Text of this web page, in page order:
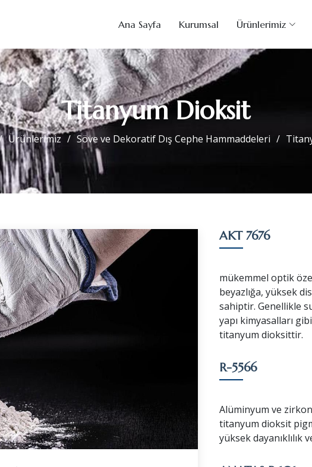
Ana Sayfa Kurumsal Ürünlerimiz
Titanyum Dioksit
Ürünlerimiz Söve ve Dekoratif Dış Cephe Hammaddeleri
AKT 7676
mükemmel optik
beyazlığa, yüksek
sahiptir. Genellikle
yapı kimyasalları
titanyum dioksittir.
R-5566
Alüminyum ve
titanyum dioksit
yüksek dayanıklılık